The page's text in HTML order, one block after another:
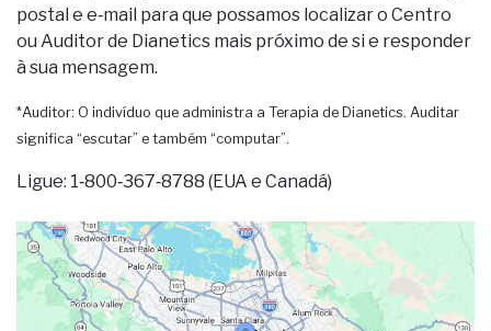
postal e e‑mail para que possamos localizar o Centro
ou Auditor de Dianetics mais próximo de si e responder
à sua mensagem.
*Auditor: O indivíduo que administra a Terapia de Dianetics. Auditar
significa “escutar” e também “computar”.
Ligue: 1‑800‑367‑8788 (EUA e Canadá)